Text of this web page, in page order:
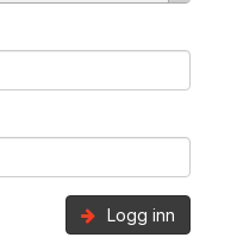
Logg inn